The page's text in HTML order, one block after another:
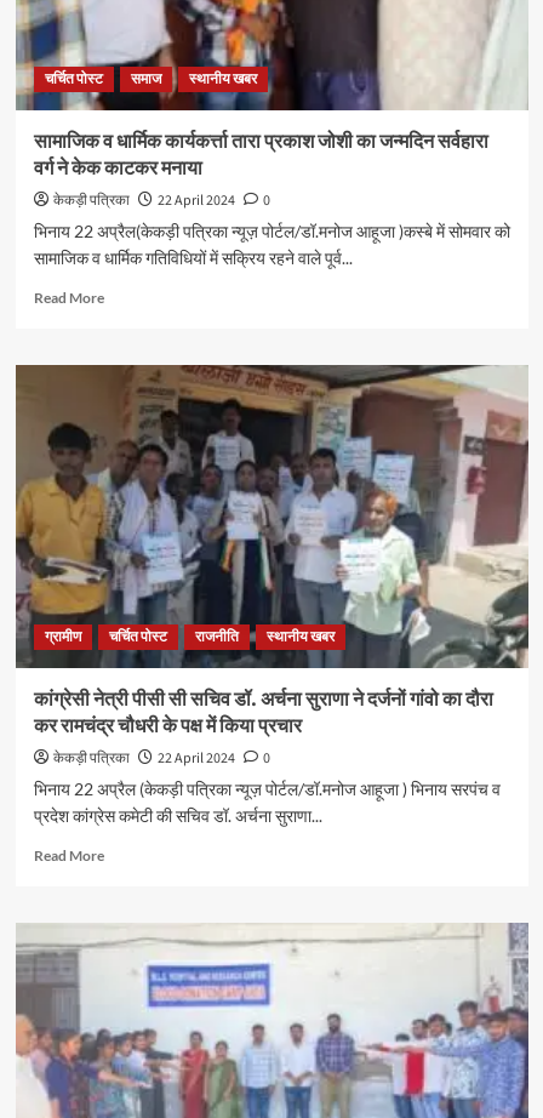
चर्चित पोस्ट समाज स्थानीय खबर
सामाजिक व धार्मिक कार्यकर्त्ता तारा प्रकाश जोशी का जन्मदिन सर्वहारा
वर्ग ने केक काटकर मनाया
केकड़ी पत्रिका 22 April 2024
0
भिनाय 22 अप्रैल(केकड़ी पत्रिका न्यूज़ पोर्टल/डॉ.मनोज आहूजा )कस्बे में सोमवार को
सामाजिक व धार्मिक गतिविधियों में सक्रिय रहने वाले पूर्व...
Read More
ग्रामीण चर्चित पोस्ट राजनीति स्थानीय खबर
कांग्रेसी नेत्री पीसी सी सचिव डॉ. अर्चना सुराणा ने दर्जनों गांवो का दौरा
कर रामचंद्र चौधरी के पक्ष में किया प्रचार
केकड़ी पत्रिका 22 April 2024
0
भिनाय 22 अप्रैल (केकड़ी पत्रिका न्यूज़ पोर्टल/डॉ.मनोज आहूजा ) भिनाय सरपंच व
प्रदेश कांग्रेस कमेटी की सचिव डॉ. अर्चना सुराणा...
Read More